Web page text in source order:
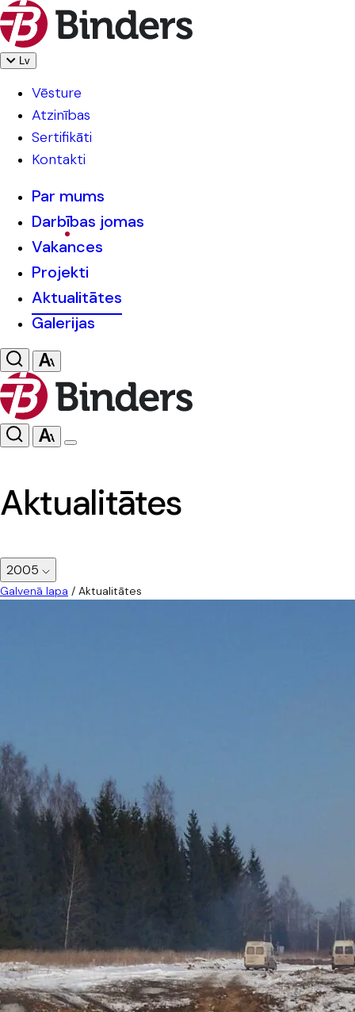
Lv
Vēsture
Atzinības
Sertifikāti
Kontakti
Par mums
Darbības jomas
Vakances
Projekti
Aktualitātes
Galerijas
Aktualitātes
2005
Galvenā lapa / Aktualitātes